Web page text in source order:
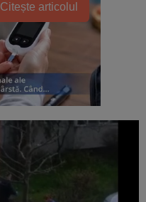
Citește articolul